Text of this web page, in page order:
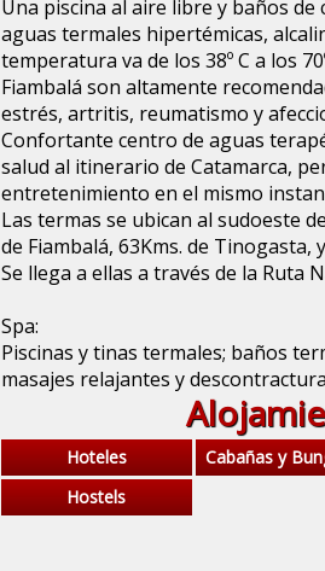
Una piscina al aire libre y baños
aguas termales hipertémicas,
temperatura va de los 38º C a los
Fiambalá son altamente
estrés, artritis, reumatismo y
Confortante centro de aguas
salud al itinerario de Catamarca,
entretenimiento en el mismo
Las termas se ubican al sudoeste
de Fiambalá, 63Kms. de Tinogasta,
Se llega a ellas a través de la Ruta
Spa:
Piscinas y tinas termales; baños
masajes relajantes y
Hoteles Cabañas y
Hostels